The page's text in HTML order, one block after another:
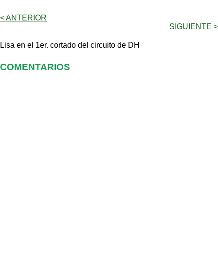
< ANTERIOR
SIGUIENTE >
Lisa en el 1er. cortado del circuito de DH
COMENTARIOS